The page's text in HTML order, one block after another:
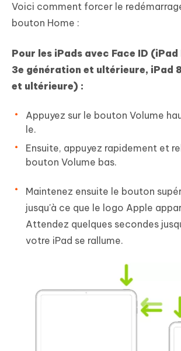
Voici comment forcer le
bouton Home :
Pour les iPads avec Face ID
3e génération et ultérieure, iPad
et ultérieure) :
Appuyez sur le bouton Volume
le.
Ensuite, appuyez rapidement et
bouton Volume bas.
Maintenez ensuite le bouton
jusqu'à ce que le logo Apple
Attendez quelques secondes
votre iPad se rallume.